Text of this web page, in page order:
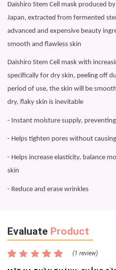
Daishiro Stem Cell mask produced
Japan, extracted from fermented
advanced and expensive beauty
smooth and flawless skin
Daishiro Stem Cell mask with
specifically for dry skin, peeling off
period of use, the skin will be
dry, flaky skin is inevitable
- Instant moisture supply,
- Helps tighten pores without
- Helps increase elasticity, balance
skin
- Reduce and erase wrinkles
Evaluate Product
(1 review)